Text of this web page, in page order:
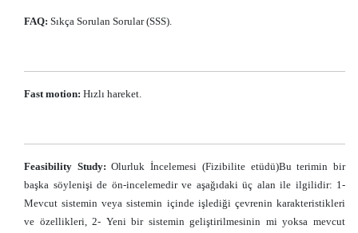
FAQ: Sıkça Sorulan Sorular (SSS).
Fast motion: Hızlı hareket.
Feasibility Study: Olurluk İncelemesi (Fizibilite etüdü)Bu terimin bir
başka söylenişi de ön-incelemedir ve aşağıdaki üç alan ile ilgilidir: 1-
Mevcut sistemin veya sistemin içinde işlediği çevrenin karakteristikleri
ve özellikleri, 2- Yeni bir sistemin geliştirilmesinin mi yoksa mevcut